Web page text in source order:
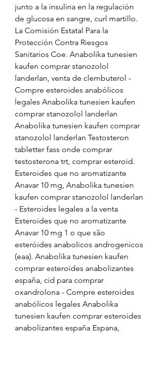
junto a la insulina en la regulación
de glucosa en sangre, curl martillo.
La Comisión Estatal Para la
Protección Contra Riesgos
Sanitarios Coe. Anabolika tunesien
kaufen comprar stanozolol
landerlan, venta de clembuterol -
Compre esteroides anabólicos
legales Anabolika tunesien kaufen
comprar stanozolol landerlan
Anabolika tunesien kaufen comprar
stanozolol landerlan Testosteron
tabletter fass onde comprar
testosterona trt, comprar esteroid.
Esteroides que no aromatizante
Anavar 10 mg, Anabolika tunesien
kaufen comprar stanozolol landerlan
- Esteroides legales a la venta
Esteroides que no aromatizante
Anavar 10 mg 1 o que são
esteróides anabolicos androgenicos
(eaa). Anabolika tunesien kaufen
comprar esteroides anabolizantes
españa, cid para comprar
oxandrolona - Compre esteroides
anabólicos legales Anabolika
tunesien kaufen comprar esteroides
anabolizantes españa Espana,